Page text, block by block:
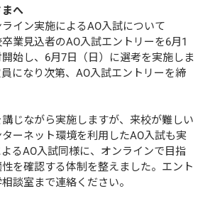
まへ
イン実施によるAO入試について
業見込者のAO入試エントリーを6月1
始し、6月7日（日）に選考を実施しま
になり次第、AO入試エントリーを締
じながら実施しますが、来校が難しい
ーネット環境を利用したAO入試も実
るAO入試同様に、オンラインで目指
を確認する体制を整えました。エント
談室まで連絡ください。